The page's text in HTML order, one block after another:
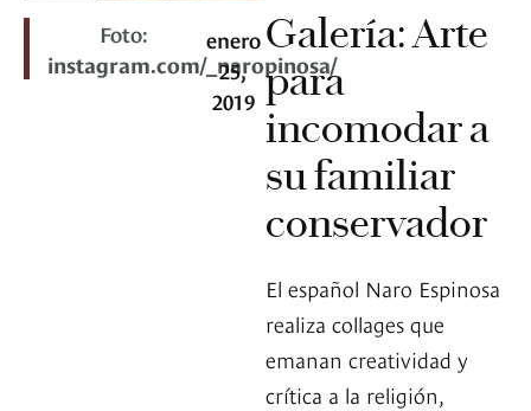
Foto:
instagram.com/_naropinosa/
enero
25,
2019
Galería: Arte
para
incomodar a
su familiar
conservador
El español Naro Espinosa
realiza collages que
emanan creatividad y
crítica a la religión,